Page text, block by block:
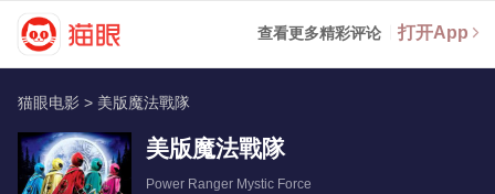
查看更多精彩评论 打开App
猫眼电影 > 美版魔法戰隊
美版魔法戰隊
Power Ranger Mystic Force